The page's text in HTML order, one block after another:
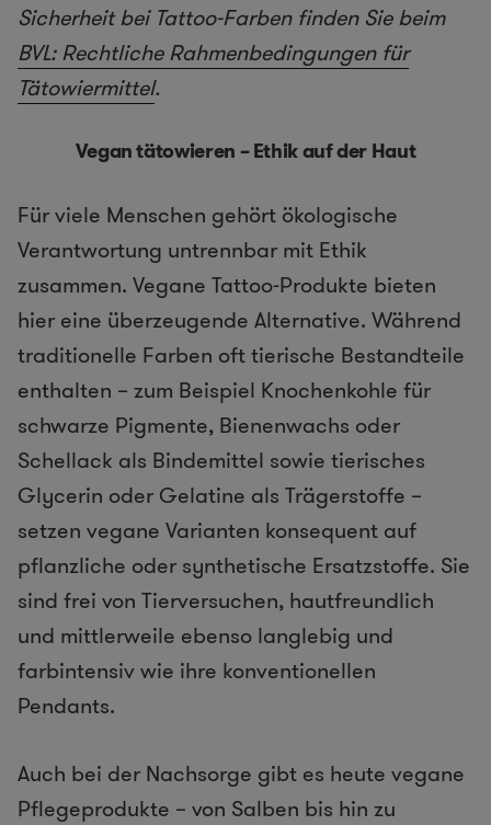
Sicherheit bei Tattoo-Farben finden Sie beim
BVL: Rechtliche Rahmenbedingungen für
Tätowiermittel.
Vegan tätowieren – Ethik auf der Haut
Für viele Menschen gehört ökologische
Verantwortung untrennbar mit Ethik
zusammen. Vegane Tattoo-Produkte bieten
hier eine überzeugende Alternative. Während
traditionelle Farben oft tierische Bestandteile
enthalten – zum Beispiel Knochenkohle für
schwarze Pigmente, Bienenwachs oder
Schellack als Bindemittel sowie tierisches
Glycerin oder Gelatine als Trägerstoffe –
setzen vegane Varianten konsequent auf
pflanzliche oder synthetische Ersatzstoffe. Sie
sind frei von Tierversuchen, hautfreundlich
und mittlerweile ebenso langlebig und
farbintensiv wie ihre konventionellen
Pendants.
Auch bei der Nachsorge gibt es heute vegane
Pflegeprodukte – von Salben bis hin zu